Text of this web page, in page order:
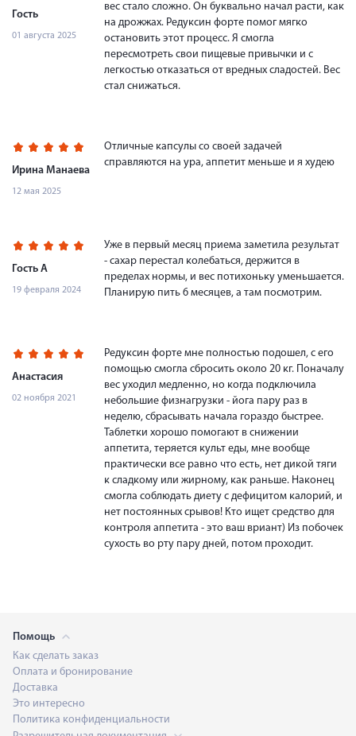
Гость
01 августа 2025
вес стало сложно. Он буквально начал расти, как
на дрожжах. Редуксин форте помог мягко
остановить этот процесс. Я смогла
пересмотреть свои пищевые привычки и с
легкостью отказаться от вредных сладостей. Вес
стал снижаться.
Ирина Манаева
12 мая 2025
Отличные капсулы со своей задачей
справляются на ура, аппетит меньше и я худею
Гость А
19 февраля 2024
Уже в первый месяц приема заметила результат
- сахар перестал колебаться, держится в
пределах нормы, и вес потихоньку уменьшается.
Планирую пить 6 месяцев, а там посмотрим.
Анастасия
02 ноября 2021
Редуксин форте мне полностью подошел, с его
помощью смогла сбросить около 20 кг. Поначалу
вес уходил медленно, но когда подключила
небольшие физнагрузки - йога пару раз в
неделю, сбрасывать начала гораздо быстрее.
Таблетки хорошо помогают в снижении
аппетита, теряется культ еды, мне вообще
практически все равно что есть, нет дикой тяги
к сладкому или жирному, как раньше. Наконец
смогла соблюдать диету с дефицитом калорий, и
нет постоянных срывов! Кто ищет средство для
контроля аппетита - это ваш вриант) Из побочек
сухость во рту пару дней, потом проходит.
Помощь
Как сделать заказ
Оплата и бронирование
Доставка
Это интересно
Политика конфиденциальности